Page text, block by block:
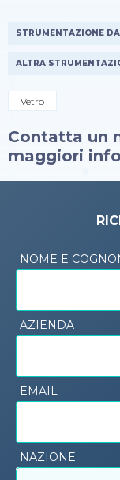
STRUMENTAZIONE
ALTRA
Vetro
Contatta un
maggiori
NOME E
AZIENDA
EMAIL
NAZIONE